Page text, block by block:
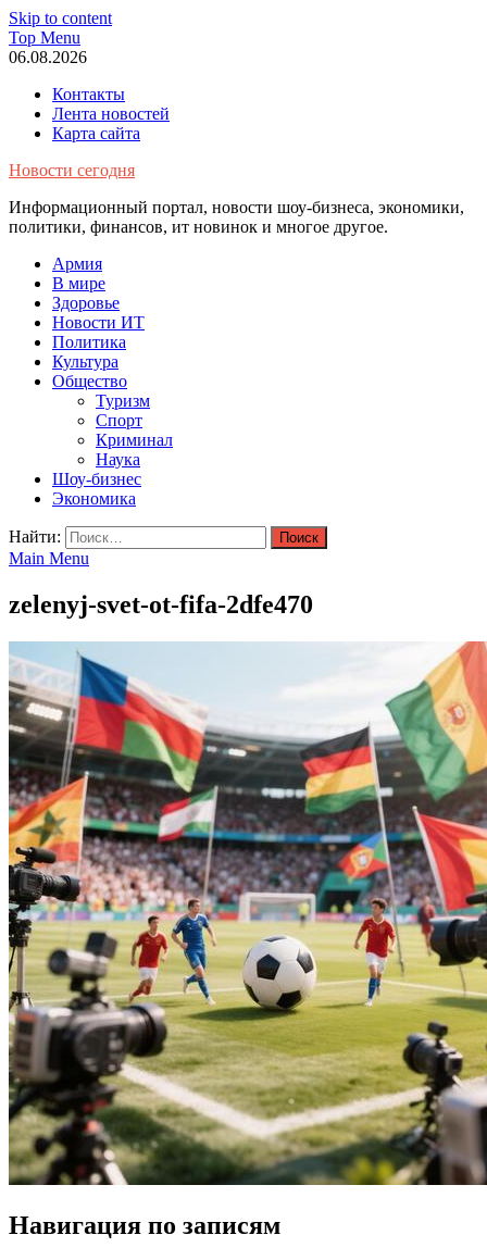
Skip to content
Top Menu
06.08.2026
Контакты
Лента новостей
Карта сайта
Новости сегодня
Информационный портал, новости шоу-бизнеса, экономики,
политики, финансов, ит новинок и многое другое.
Армия
В мире
Здоровье
Новости ИТ
Политика
Культура
Общество
Туризм
Спорт
Криминал
Наука
Шоу-бизнес
Экономика
Найти:
Main Menu
zelenyj-svet-ot-fifa-2dfe470
Навигация по записям